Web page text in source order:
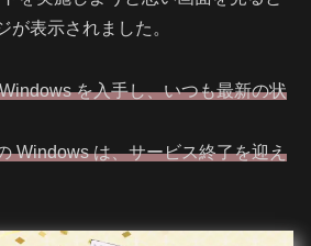
が表示されました。
を入手し、いつも最新の状
Windows は、サービス終了を迎え